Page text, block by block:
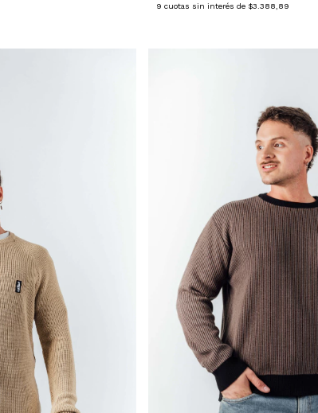
9 cuotas sin interés de $3.388,89